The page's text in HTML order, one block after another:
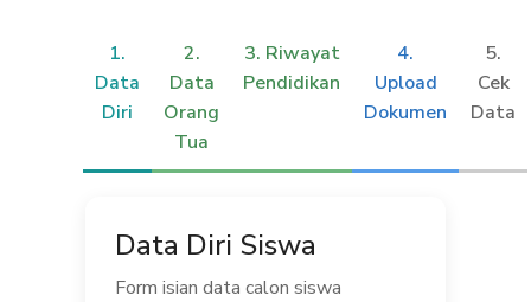
1.
Data
Diri
2.
Data
Orang
Tua
3. Riwayat
Pendidikan
4.
Upload
Dokumen
5.
Cek
Data
Data Diri Siswa
Form isian data calon siswa